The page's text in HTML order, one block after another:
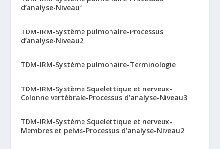
d’analyse-Niveau1
TDM-IRM-Système pulmonaire-Processus
d’analyse-Niveau2
TDM-IRM-Système pulmonaire-Terminologie
TDM-IRM-Système Squelettique et nerveux-
Colonne vertébrale-Processus d’analyse-Niveau3
TDM-IRM-Système Squelettique et nerveux-
Membres et pelvis-Processus d’analyse-Niveau2